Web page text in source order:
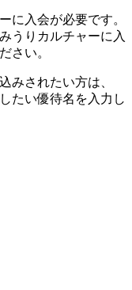
に入会が必要です。
うりカルチャーに入
さい。
みされたい方は、
たい優待名を入力し